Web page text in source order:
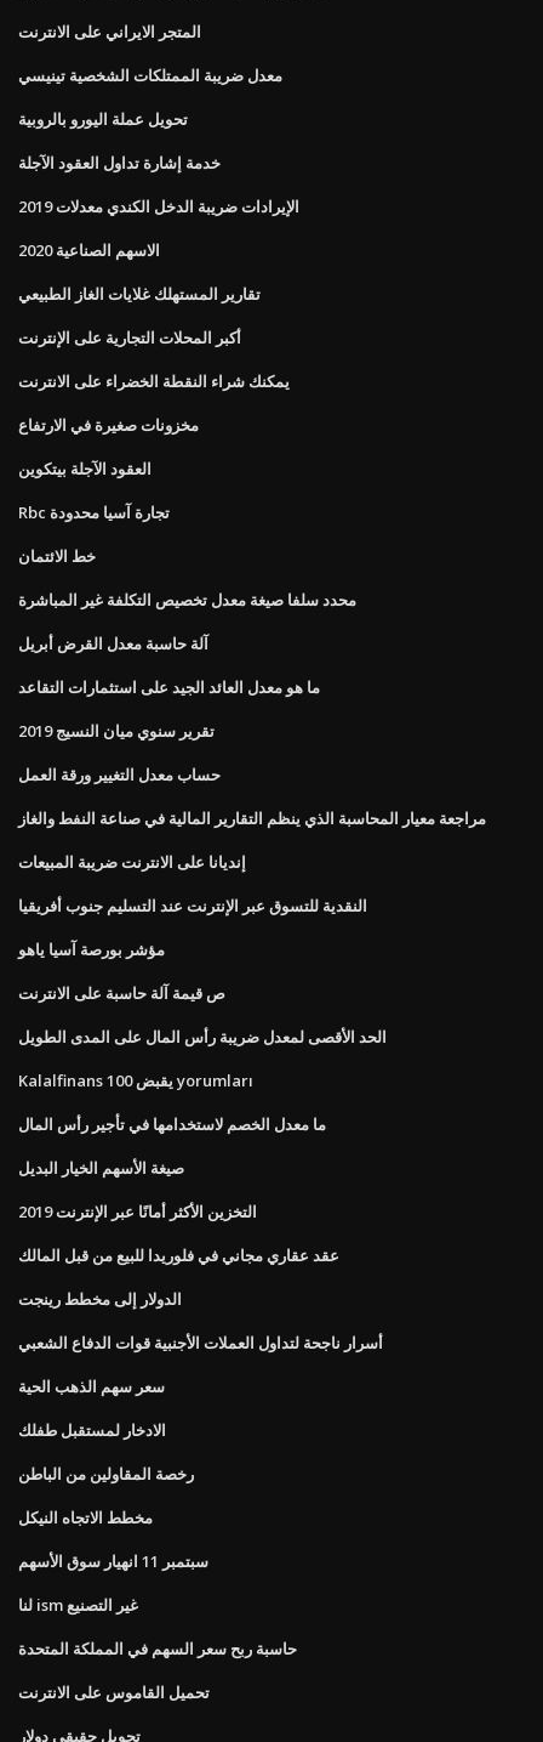
المتجر الايراني على الانترنت
معدل ضريبة الممتلكات الشخصية تينيسي
تحويل عملة اليورو بالروبية
خدمة إشارة تداول العقود الآجلة
الإيرادات ضريبة الدخل الكندي معدلات 2019
الاسهم الصناعية 2020
تقارير المستهلك غلايات الغاز الطبيعي
أكبر المحلات التجارية على الإنترنت
يمكنك شراء النقطة الخضراء على الانترنت
مخزونات صغيرة في الارتفاع
العقود الآجلة بيتكوين
Rbc تجارة آسيا محدودة
خط الائتمان
محدد سلفا صيغة معدل تخصيص التكلفة غير المباشرة
آلة حاسبة معدل القرض أبريل
ما هو معدل العائد الجيد على استثمارات التقاعد
تقرير سنوي ميان النسيج 2019
حساب معدل التغيير ورقة العمل
مراجعة معيار المحاسبة الذي ينظم التقارير المالية في صناعة النفط والغاز
إنديانا على الانترنت ضريبة المبيعات
النقدية للتسوق عبر الإنترنت عند التسليم جنوب أفريقيا
مؤشر بورصة آسيا ياهو
ص قيمة آلة حاسبة على الانترنت
الحد الأقصى لمعدل ضريبة رأس المال على المدى الطويل
Kalalfinans يقبض 100 yorumları
ما معدل الخصم لاستخدامها في تأجير رأس المال
صيغة الأسهم الخيار البديل
التخزين الأكثر أمانًا عبر الإنترنت 2019
عقد عقاري مجاني في فلوريدا للبيع من قبل المالك
الدولار إلى مخطط رينجت
أسرار ناجحة لتداول العملات الأجنبية قوات الدفاع الشعبي
سعر سهم الذهب الحية
الادخار لمستقبل طفلك
رخصة المقاولين من الباطن
مخطط الاتجاه النيكل
سبتمبر 11 انهيار سوق الأسهم
لنا ism غير التصنيع
حاسبة ربح سعر السهم في المملكة المتحدة
تحميل القاموس على الانترنت
تحويل حقيقي دولار